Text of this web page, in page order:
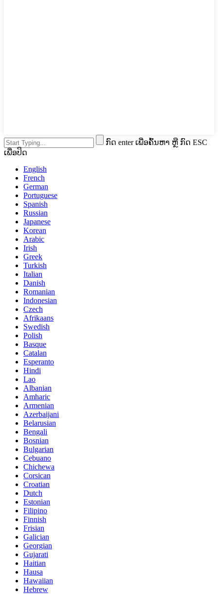
ກົດ enter ເພື່ອຄົ້ນຫາ ຫຼື ກົດ ESC
ເພື່ອປິດ
English
French
German
Portuguese
Spanish
Russian
Japanese
Korean
Arabic
Irish
Greek
Turkish
Italian
Danish
Romanian
Indonesian
Czech
Afrikaans
Swedish
Polish
Basque
Catalan
Esperanto
Hindi
Lao
Albanian
Amharic
Armenian
Azerbaijani
Belarusian
Bengali
Bosnian
Bulgarian
Cebuano
Chichewa
Corsican
Croatian
Dutch
Estonian
Filipino
Finnish
Frisian
Galician
Georgian
Gujarati
Haitian
Hausa
Hawaiian
Hebrew